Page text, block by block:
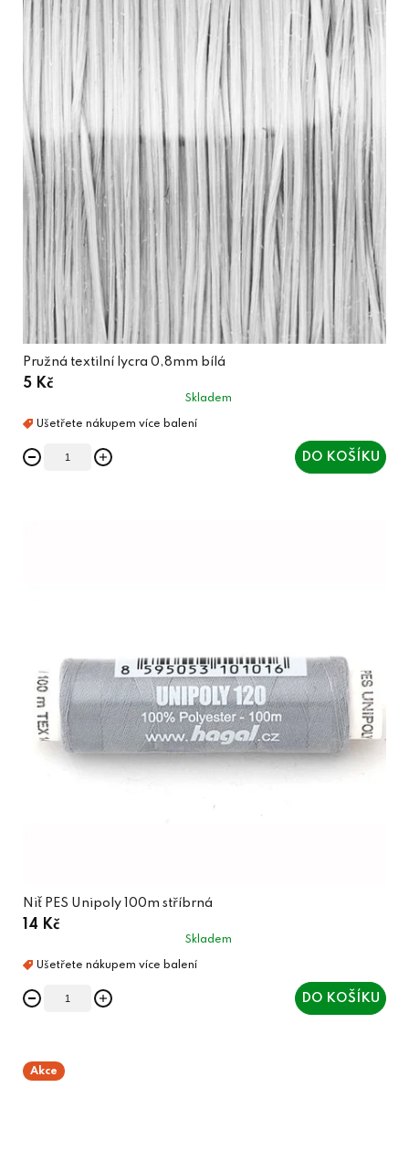
Pružná textilní lycra 0,8mm bílá
5 Kč
Skladem
DO KOŠÍKU
Niť PES Unipoly 100m stříbrná
14 Kč
Skladem
DO KOŠÍKU
Akce